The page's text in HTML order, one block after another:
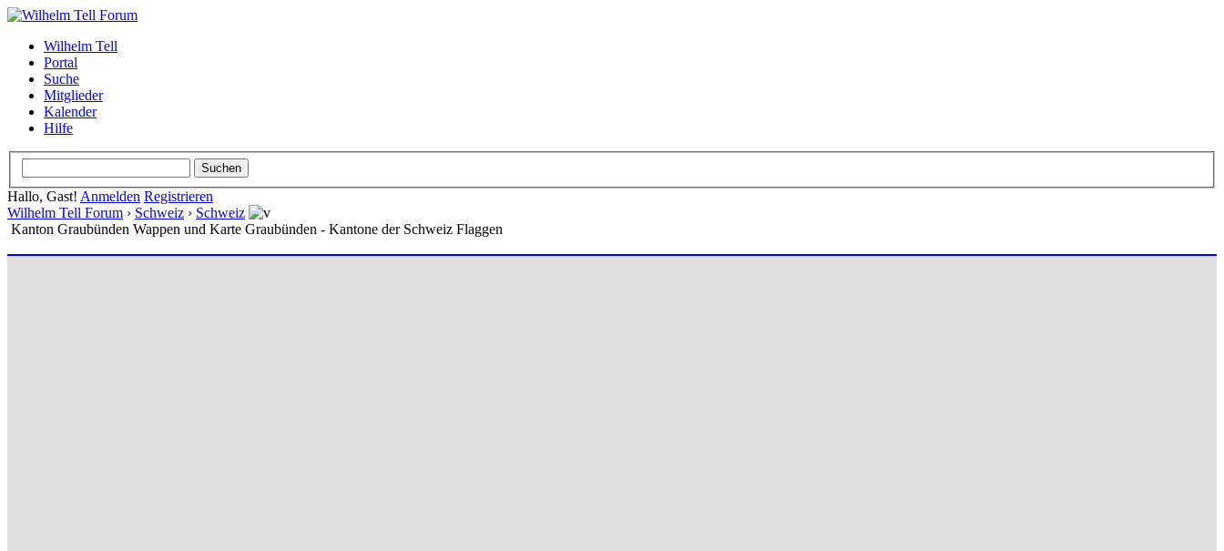
Wilhelm Tell
Portal
Suche
Mitglieder
Kalender
Hilfe
Hallo, Gast! Anmelden Registrieren
Wilhelm Tell Forum › Schweiz › Schweiz
Kanton Graubünden Wappen und Karte Graubünden - Kantone der Schweiz Flaggen